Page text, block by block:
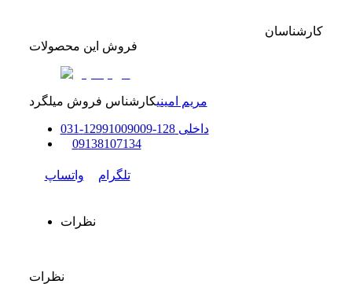
کارشناسان
فروش این محصولات
مریم امینیکارشناس فروش میلگرد
داخلی128-129
91009009
-
031
09138107134
تلگرام واتساپ
نظرات
نظرات